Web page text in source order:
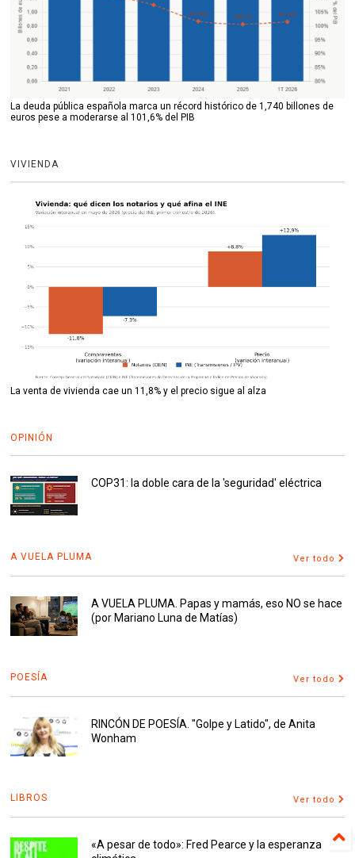
La deuda pública española marca un récord histórico de 1,740 billones de
euros pese a moderarse al 101,6% del PIB
VIVIENDA
La venta de vivienda cae un 11,8% y el precio sigue al alza
OPINIÓN
COP31: la doble cara de la 'seguridad' eléctrica
A VUELA PLUMA Ver todo
A VUELA PLUMA. Papas y mamás, eso NO se hace
(por Mariano Luna de Matías)
POESÍA Ver todo
RINCÓN DE POESÍA. "Golpe y Latido", de Anita
Wonham
LIBROS Ver todo
«A pesar de todo»: Fred Pearce y la esperanza